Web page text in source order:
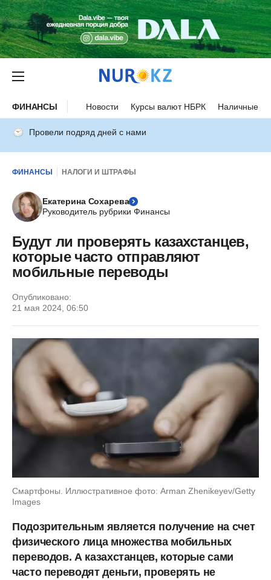
ФИНАНСЫ Новости Курсы валют НБРК Наличные
Провели подряд дней с нами
ФИНАНСЫ НАЛОГИ И ШТРАФЫ
Екатерина Сохарева
Руководитель рубрики Финансы
Будут ли проверять казахстанцев,
которые часто отправляют
мобильные переводы
Опубликовано:
21 мая 2024, 06:50
Смартфоны. Иллюстративное фото: Arman Zhenikeyev/Getty
Images
Подозрительным является получение на счет
физического лица множества мобильных
переводов. А казахстанцев, которые сами
часто переводят деньги, проверять не